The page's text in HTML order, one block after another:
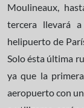
Moulineaux,
tercera llevará
helipuerto de
Solo ésta última
ya que la
aeropuerto con